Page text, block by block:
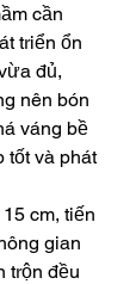
cần
triển ổn
đủ,
nên bón
váng bề
tốt và phát
cm, tiến
gian
trộn đều